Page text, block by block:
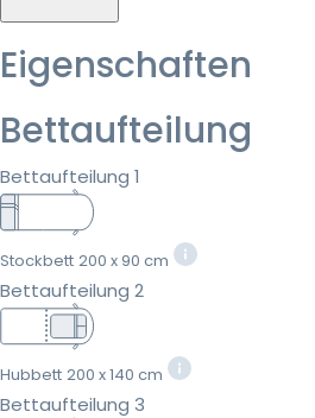
Eigenschaften
Bettaufteilung
Bettaufteilung 1
Stockbett 200 x 90 cm
Bettaufteilung 2
Hubbett 200 x 140 cm
Bettaufteilung 3